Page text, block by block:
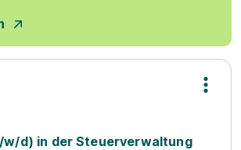
w/d) in der Steuerverwaltung